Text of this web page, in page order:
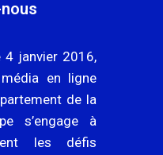
4 janvier 2016,
en ligne
de la
s’engage à
les défis